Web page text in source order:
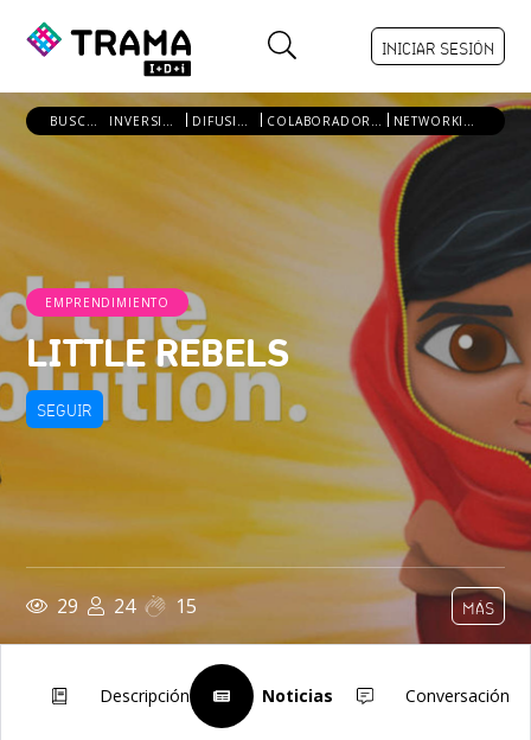
INICIAR SESIÓN
EMPRENDIMIENTO
LITTLE REBELS
SEGUIR
29 24 15 MÁS
Descripción Noticias Conversación